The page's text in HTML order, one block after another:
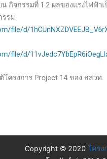
น กิจกรรมที่ 1.2 ผลของแรงไฟฟ้าเ
รรม
file/d/
file/d/
ครงการ Project 14 ของ สสวท.
Copyright © 2020 โครง